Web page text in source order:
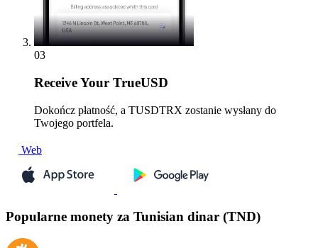
03
ReceiveYour TrueUSD
Dokończ płatność, a TUSDTRX zostanie wysłany do
Twojego portfela.
Web
Popularne monety za Tunisian dinar (TND)